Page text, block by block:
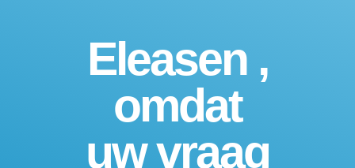
Eleasen ,
omdat
uw vraag